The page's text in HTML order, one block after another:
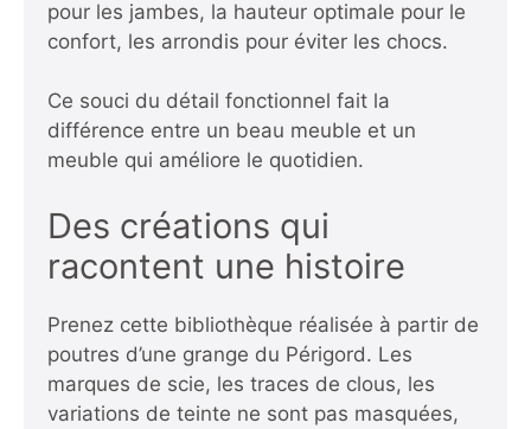
pour les jambes, la hauteur optimale pour le
confort, les arrondis pour éviter les chocs.
Ce souci du détail fonctionnel fait la
différence entre un beau meuble et un
meuble qui améliore le quotidien.
Des créations qui
racontent une histoire
Prenez cette bibliothèque réalisée à partir de
poutres d’une grange du Périgord. Les
marques de scie, les traces de clous, les
variations de teinte ne sont pas masquées,